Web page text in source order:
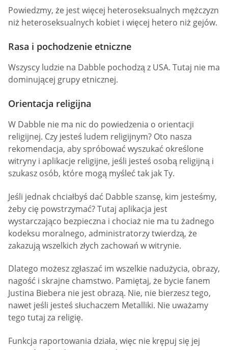
Powiedzmy, że jest więcej heteroseksualnych mężczyzn
niż heteroseksualnych kobiet i więcej hetero niż gejów.
Rasa i pochodzenie etniczne
Wszyscy ludzie na Dabble pochodzą z USA. Tutaj nie ma
dominującej grupy etnicznej.
Orientacja religijna
W Dabble nie ma nic do powiedzenia o orientacji
religijnej. Czy jesteś ludem religijnym? Oto nasza
rekomendacja, aby spróbować wyszukać określone
witryny i aplikacje religijne, jeśli jesteś osobą religijną i
szukasz osób, które mogą myśleć tak jak Ty.
Jeśli jednak chciałbyś dać Dabble szansę, kim jesteśmy,
żeby cię powstrzymać? Tutaj aplikacja jest
wystarczająco bezpieczna i chociaż nie ma tu żadnego
kodeksu moralnego, administratorzy twierdzą, że
zakazują wszelkich złych zachowań w witrynie.
Dlatego możesz zgłaszać im wszelkie nadużycia, obrazy,
nagość i skrajne chamstwo. Pamiętaj, że bycie fanem
Justina Biebera nie jest obrazą. Nie, nie bierzesz tego,
nawet jeśli jesteś słuchaczem Metalliki. Nie uważamy
tego tutaj za religię.
Funkcja raportowania działa, więc nie krępuj się jej